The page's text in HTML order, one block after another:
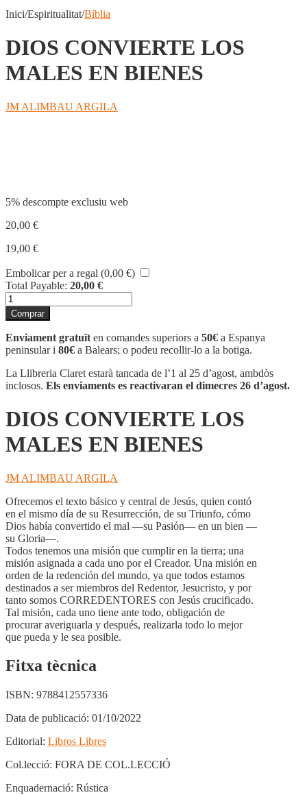
Inici/Espiritualitat/Bíblia
DIOS CONVIERTE LOS
MALES EN BIENES
JM ALIMBAU ARGILA
5% descompte exclusiu web
20,00 €
19,00 €
Embolicar per a regal (0,00 €)
Total Payable: 20,00 €
quantitat
de
DIOS
CONVIERTE
LOS
MALES
EN
BIENES
Comprar
Enviament gratuït en comandes superiors a 50€ a Espanya
peninsular i 80€ a Balears; o podeu recollir-lo a la botiga.
La Llibreria Claret estarà tancada de l’1 al 25 d’agost, ambdòs
inclosos. Els enviaments es reactivaran el dimecres 26 d’agost.
DIOS CONVIERTE LOS
MALES EN BIENES
JM ALIMBAU ARGILA
Ofrecemos el texto básico y central de Jesús, quien contó
en el mismo día de su Resurrección, de su Triunfo, cómo
Dios había convertido el mal —su Pasión— en un bien —
su Gloria—.
Todos tenemos una misión que cumplir en la tierra; una
misión asignada a cada uno por el Creador. Una misión en
orden de la redención del mundo, ya que todos estamos
destinados a ser miembros del Redentor, Jesucristo, y por
tanto somos CORREDENTORES con Jesús crucificado.
Tal misión, cada uno tiene ante todo, obligación de
procurar averiguarla y después, realizarla todo lo mejor
que pueda y le sea posible.
Fitxa tècnica
ISBN: 9788412557336
Data de publicació: 01/10/2022
Editorial: Libros Libres
Col.lecció: FORA DE COL.LECCIÓ
Enquadernació: Rústica